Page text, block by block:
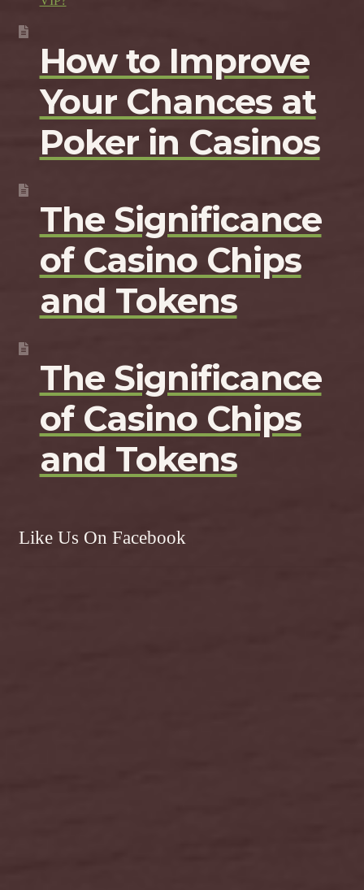
How to Improve
Your Chances at
Poker in Casinos
The Significance
of Casino Chips
and Tokens
The Significance
of Casino Chips
and Tokens
Like Us On Facebook